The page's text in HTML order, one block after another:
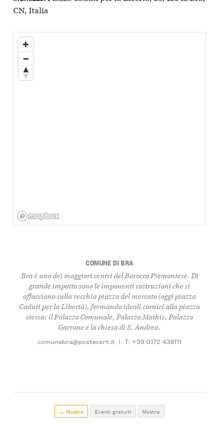
CN, Italia
COMUNE DI BRA
Bra è uno dei maggiori centri del Barocco Piemontese. Di
grande impatto sono le imponenti costruzioni che si
affacciano sulla vecchia piazza del mercato (oggi piazza
Caduti per la Libertà), formando ideali cornici alla piazza
stessa: il Palazzo Comunale, Palazzo Mathis, Palazzo
Garrone e la chiesa di S. Andrea.
comunebra@postecert.it | T: +39 0172 438111
← Mostre Eventi gratuiti Mostre